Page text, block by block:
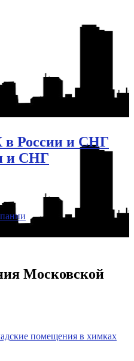
России и СНГ
и СНГ
Московской
помещения в химках